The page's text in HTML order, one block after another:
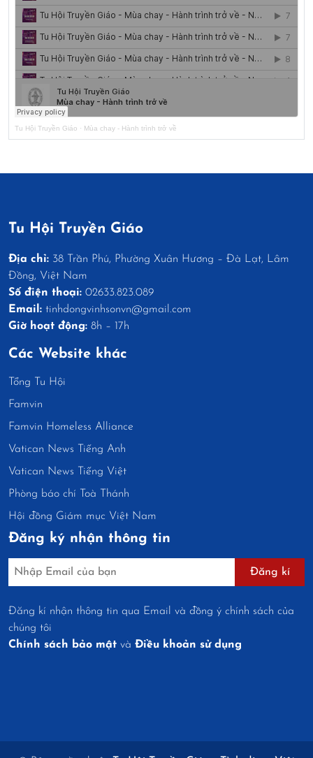
Tu Hội Truyền Giáo · Mùa chay - Hành trình trở về
Tu Hội Truyền Giáo
Địa chỉ: 38 Trần Phú, Phường Xuân Hương – Đà Lạt, Lâm
Đồng, Việt Nam
Số điện thoại: 02633.823.089
Email: tinhdongvinhsonvn@gmail.com
Giờ hoạt động: 8h – 17h
Các Website khác
Tổng Tu Hội
Famvin
Famvin Homeless Alliance
Vatican News Tiếng Anh
Vatican News Tiếng Việt
Phòng báo chí Toà Thánh
Hội đồng Giám mục Việt Nam
Đăng ký nhận thông tin
Đăng kí
Đăng kí nhận thông tin qua Email và đồng ý chính sách của
chúng tôi
Chính sách bảo mật và Điều khoản sử dụng